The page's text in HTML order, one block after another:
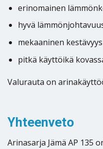
erinomainen
hyvä
mekaaninen
pitkä käyttöikä
Valurauta on
Yhteenveto
Arinasarja Jämä AP 135